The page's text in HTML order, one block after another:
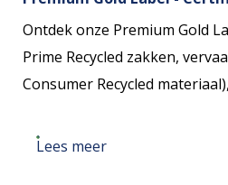
Ontdek onze Premium Gold
Prime Recycled zakken,
Consumer Recycled
combineren duurzaamheid
Lees meer